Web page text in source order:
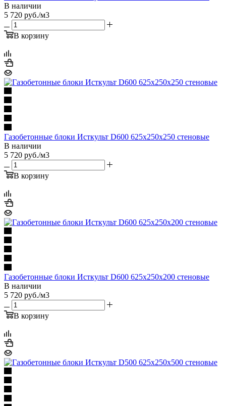
В наличии
5 720 руб./м3
В корзину
Газобетонные блоки Исткульт D600 625х250х250 стеновые
В наличии
5 720 руб./м3
В корзину
Газобетонные блоки Исткульт D600 625х250х200 стеновые
В наличии
5 720 руб./м3
В корзину